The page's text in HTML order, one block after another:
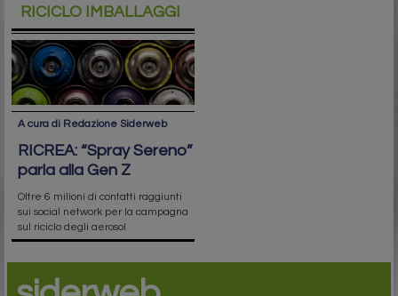
RICICLO IMBALLAGGI
A cura di Redazione Siderweb
RICREA: “Spray Sereno”
parla alla Gen Z
Oltre 6 milioni di contatti raggiunti
sui social network per la campagna
sul riciclo degli aerosol